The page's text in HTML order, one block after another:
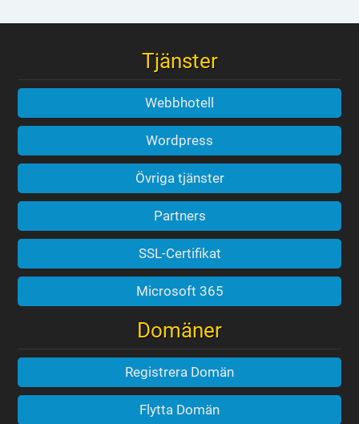
Tjänster
Webbhotell
Wordpress
Övriga tjänster
Partners
SSL-Certifikat
Microsoft 365
Domäner
Registrera Domän
Flytta Domän